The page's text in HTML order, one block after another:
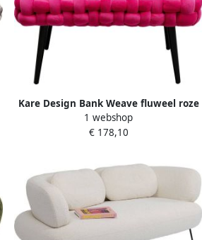
Kare Design Bank Weave fluweel roze
1 webshop
€ 178,10